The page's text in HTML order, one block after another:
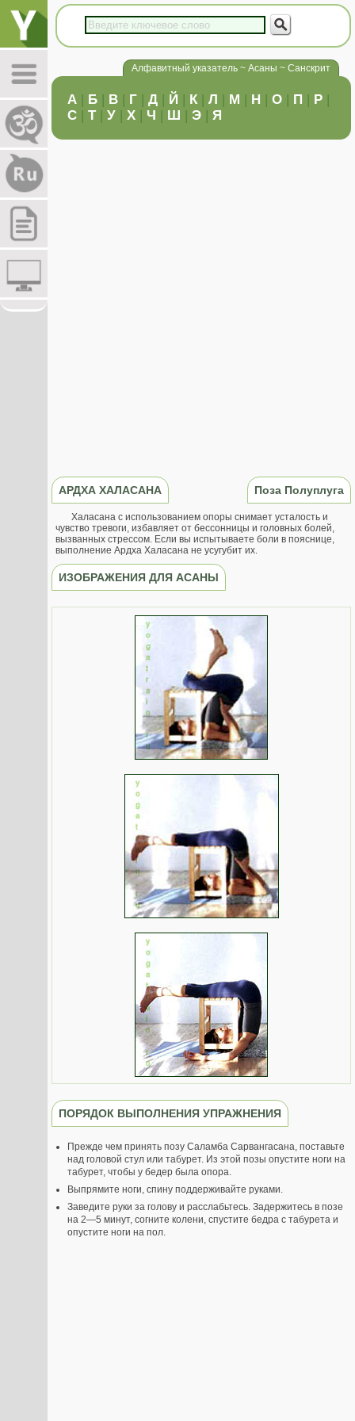
Алфавитный указатель ~ Асаны ~ Санскрит
А | Б | В | Г | Д | Й | К | Л | М | Н | О | П | Р |
С | Т| У | Х | Ч | Ш | Э | Я
АРДХА ХАЛАСАНА Поза Полуплуга
Халасана с использованием опоры снимает усталость и
чувство тревоги, избавляет от бессонницы и головных болей,
вызванных стрессом. Если вы испытываете боли в пояснице,
выполнение Ардха Халасана не усугубит их.
ИЗОБРАЖЕНИЯ ДЛЯ АСАНЫ
ПОРЯДОК ВЫПОЛНЕНИЯ УПРАЖНЕНИЯ
Прежде чем принять позу Саламба Сарвангасана, поставьте
над головой стул или табурет. Из этой позы опустите ноги на
табурет, чтобы у бедер была опора.
Выпрямите ноги, спину поддерживайте руками.
Заведите руки за голову и расслабьтесь. Задержитесь в позе
на 2—5 минут, согните колени, спустите бедра с табурета и
опустите ноги на пол.